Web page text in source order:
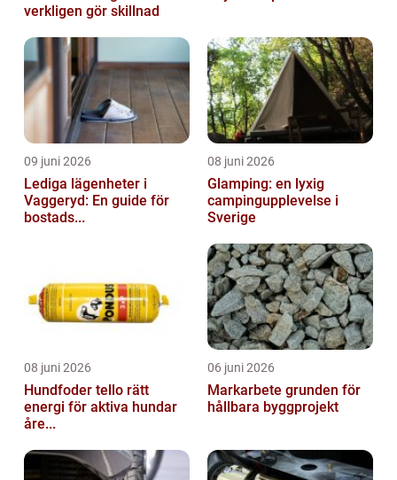
verkligen gör skillnad
09 juni 2026
Lediga lägenheter i
Vaggeryd: En guide för
bostads...
08 juni 2026
Glamping: en lyxig
campingupplevelse i
Sverige
08 juni 2026
Hundfoder tello rätt
energi för aktiva hundar
åre...
06 juni 2026
Markarbete grunden för
hållbara byggprojekt